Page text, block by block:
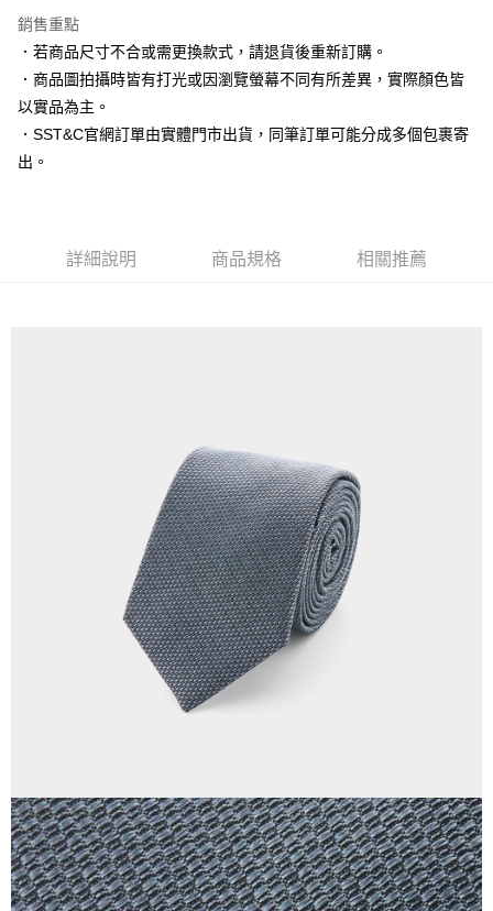
元大商業銀行
台新國際商業銀行
中國信託商業銀行
台灣樂天信用卡公司
聯邦商業銀行
元大商業銀行
永豐商業銀行
玉山商業銀行
星展（台灣）商業銀行
台灣樂天信用卡公司
悠遊付
Google Pay
新竹物流離島宅配
銷售重點
．若商品尺寸不合或需更換款式，請退貨後重新訂購。
．商品圖拍攝時皆有打光或因瀏覽螢幕不同有所差異，實際顏色皆
以實品為主。
．SST&C官網訂單由實體門市出貨，同筆訂單可能分成多個包裹寄
出。
詳細說明 商品規格 相關推薦